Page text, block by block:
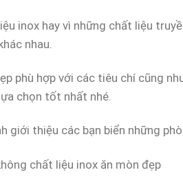
inox hay vì những chất liệu
nhau.
phù hợp với các tiêu chí cũng
chọn tốt nhất nhé.
giới thiệu các bạn biển những
chất liệu inox ăn mòn đẹp